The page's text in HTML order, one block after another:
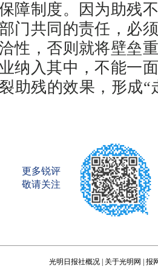
障制度。因为助残
门共同的责任，必
性，否则就将壁垒
纳入其中，不能一
助残的效果，形成“
更多锐评
敬请关注
光明日报社概况 关于光明网 报